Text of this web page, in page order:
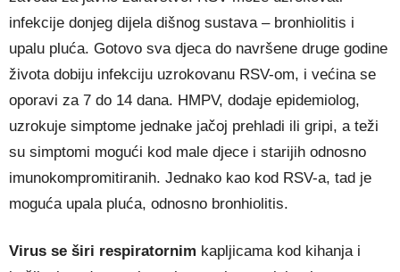
infekcije donjeg dijela dišnog sustava – bronhiolitis i
upalu pluća. Gotovo sva djeca do navršene druge godine
života dobiju infekciju uzrokovanu RSV-om, i većina se
oporavi za 7 do 14 dana. HMPV, dodaje epidemiolog,
uzrokuje simptome jednake jačoj prehladi ili gripi, a teži
su simptomi mogući kod male djece i starijih odnosno
imunokompromitiranih. Jednako kao kod RSV-a, tad je
moguća upala pluća, odnosno bronhiolitis.
Virus se širi respiratornim kapljicama kod kihanja i